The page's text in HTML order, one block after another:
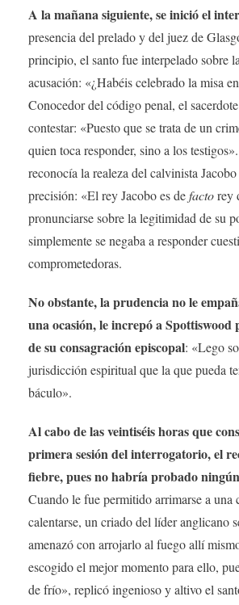
A la mañana siguiente, se inició el
presencia del prelado y del juez de
principio, el santo fue interpelado sobre
acusación: «¿Habéis celebrado la misa
Conocedor del código penal, el
contestar: «Puesto que se trata de un
quien toca responder, sino a los
reconocía la realeza del calvinista
precisión: «El rey Jacobo es defactorey
pronunciarse sobre la legitimidad de su
simplemente se negaba a responder
comprometedoras.
No obstante, la prudencia no le
una ocasión, le increpó a Spottiswood
de su consagración episcopal: «Lego
jurisdicción espiritual que la que pueda
báculo».
Al cabo de las veintiséis horas que
primera sesión del interrogatorio, el
fiebre, pues no habría probado
Cuando le fue permitido arrimarse a una
calentarse, un criado del líder anglicano
amenazó con arrojarlo al fuego allí
escogido el mejor momento para ello,
de frío», replicó ingenioso y altivo el